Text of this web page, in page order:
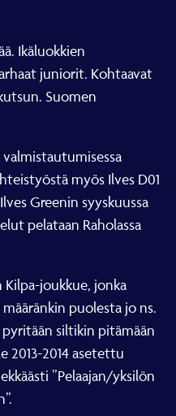
Ikäluokkien
juniorit. Kohtaavat
Suomen
valmistautumisessa
myös Ilves D01
Greenin syyskuussa
pelataan Raholassa
Kilpa-joukkue, jonka
puolesta jo ns.
siltikin pitämään
2013-2014 asetettu
”Pelaajan/yksilön